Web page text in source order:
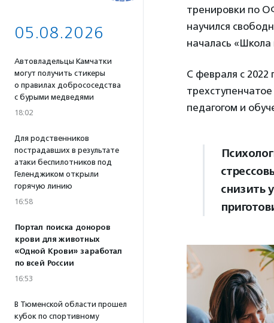
05.08.2026
Автовладельцы Камчатки
могут получить стикеры
о правилах добрососедства
с бурыми медведями
18:02
Для родственников
пострадавших в результате
атаки беспилотников под
Геленджиком открыли
горячую линию
16:58
Портал поиска доноров
крови для животных
«Одной Крови» заработал
по всей России
16:53
В Тюменской области прошел
кубок по спортивному
тренировки по
научился
началась «Школа
С февраля с 2022
педагогом и
снизить